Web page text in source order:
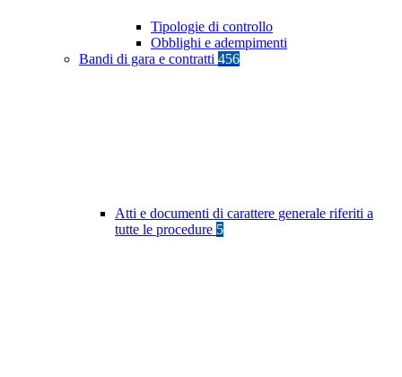
Tipologie di controllo
Obblighi e adempimenti
Bandi di gara e contratti 456
Atti e documenti di carattere generale riferiti a
tutte le procedure 5